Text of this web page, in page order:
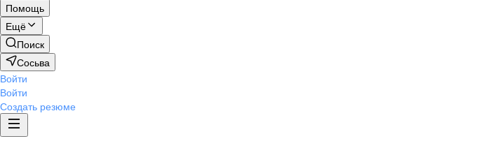
Помощь
Ещё
Поиск
Сосьва
Войти
Войти
Создать резюме